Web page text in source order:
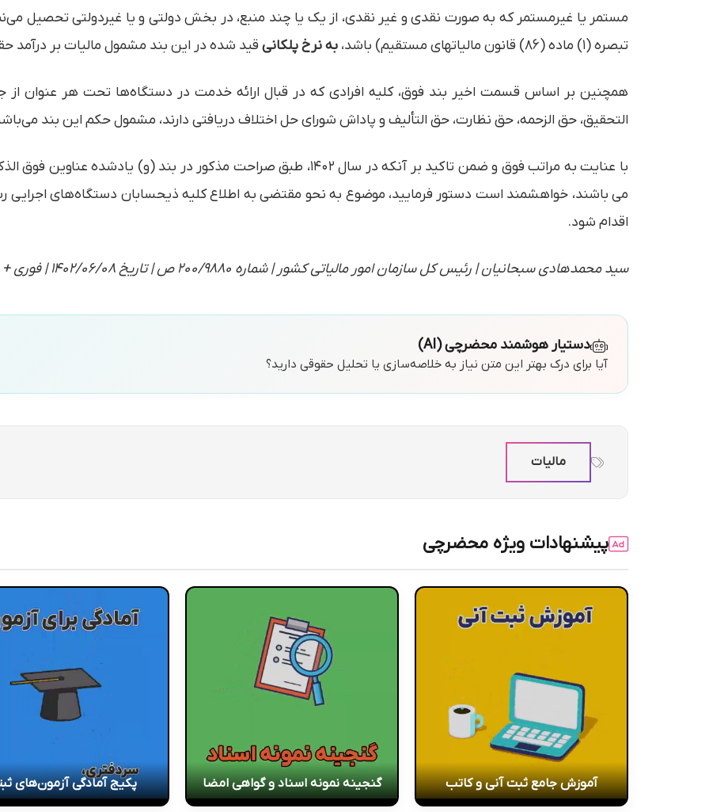
مستمر یا غیرمستمر که به صورت نقدی و غیر نقدی، از یک یا چند منبع، در بخش دولتی و یا غیردولتی تحصیل
تبصره (۱) ماده (۸۶) قانون مالیاتهای مستقیم) باشد،
به نرخ پلکانی قید شده در این بند مشمول مالیات بر درآمد
همچنین بر اساس قسمت اخیر بند فوق، کلیه افرادی که در قبال ارائه خدمت در دستگاه‌ها تحت هر عنوان از
التحقيق، حق الزحمه، حق نظارت، حق التألیف و پاداش شورای حل اختلاف دریافتی دارند، مشمول حکم این بند
با عنایت به مراتب فوق و ضمن تاکید بر آنکه در سال ۱۴۰۲، طبق صراحت مذکور در
می باشند، خواهشمند است دستور فرمایید، موضوع به نحو مقتضی به اطلاع کلیه ذیحسابان دستگاه‌های
اقدام شود.
سید محمدهادی سبحانیان | رئیس کل سازمان امور مالیاتی کشور | شماره ۲۰۰/۹۸۸۰ ص | تاریخ ۱۴۰۲/۰۶/۰۸ | فوری + مهم
دستیار هوشمند محضرچی (AI)
آیا برای درک بهتر این متن نیاز به خلاصه‌سازی یا تحلیل حقوقی دارید؟
مالیات
پیشنهادات ویژه محضرچی
آموزش جامع ثبت آنی و کاتب گنجینه نمونه اسناد و گواهی امضا پکیج آمادگی آزمون‌های